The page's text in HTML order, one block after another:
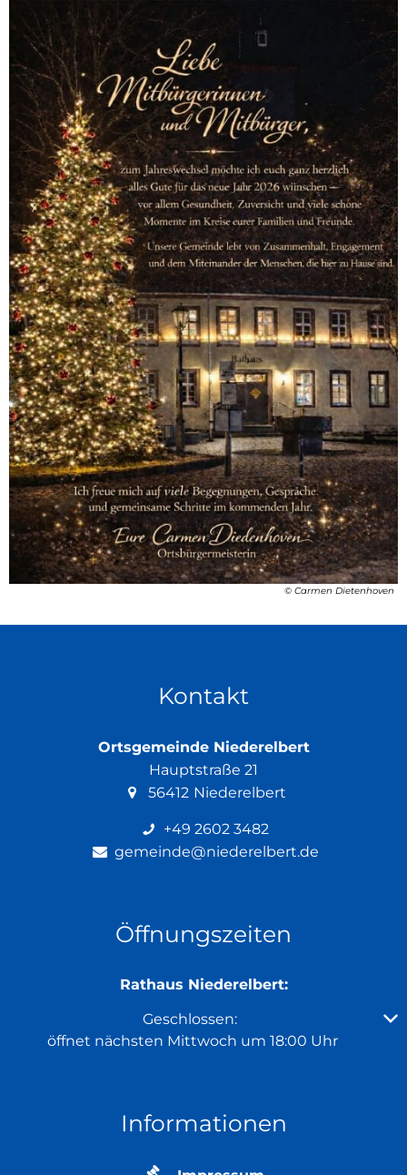
© Carmen Dietenhoven
Kontakt
Ortsgemeinde Niederelbert
Hauptstraße 21
56412 Niederelbert
+49 2602 3482
gemeinde@niederelbert.de
Öffnungszeiten
Rathaus Niederelbert:
Klicken, um weitere Öffnungs- oder Schließzeiten
Geschlossen:
öffnet nächsten Mittwoch um 18:00 Uhr
Informationen